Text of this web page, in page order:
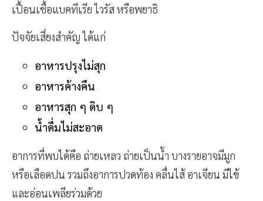
เปื้อนเชื้อแบคทีเรีย ไวรัส หรือพยาธิ
ปัจจัยเสี่ยงสำคัญ ได้แก่
อาหารปรุงไม่สุก
อาหารค้างคืน
อาหารสุก ๆ ดิบ ๆ
น้ำดื่มไม่สะอาด
อาการที่พบได้คือ ถ่ายเหลว ถ่ายเป็นน้ำ บางรายอาจมีมูก
หรือเลือดปน รวมถึงอาการปวดท้อง คลื่นไส้ อาเจียน มีไข้
และอ่อนเพลียร่วมด้วย